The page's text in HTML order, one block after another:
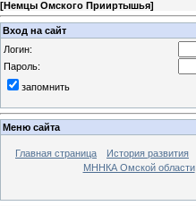
[Немцы Омского Прииртышья]
Вход на сайт
Логин:
Пароль:
запомнить
Меню сайта
Главная страница История развития
МННКА Омской области